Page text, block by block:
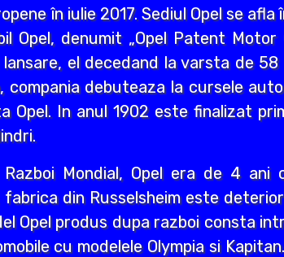
în iulie 2017. Sediul Opel se afla
Opel, denumit „Opel Patent
el decedand la varsta de
compania debuteaza la cursele
Opel. In anul 1902 este finalizat
Mondial, Opel era de 4
din Russelsheim este
Opel produs dupa razboi consta
cu modelele Olympia si